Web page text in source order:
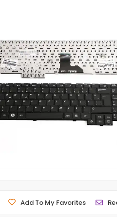
Add To My Favorites